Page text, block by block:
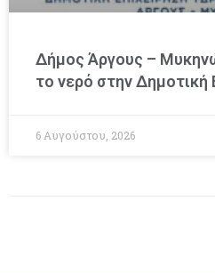
Δήμος Άργους –
το νερό στην Δημοτική
6 Αυγούστου, 2026